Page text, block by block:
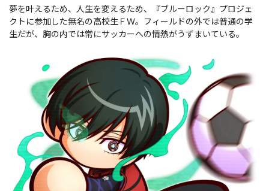
夢を叶えるため、人生を変えるため、『ブルーロック』プロジェ
クトに参加した無名の高校生ＦＷ。フィールドの外では普通の学
生だが、胸の内では常にサッカーへの情熱がうずまいている。